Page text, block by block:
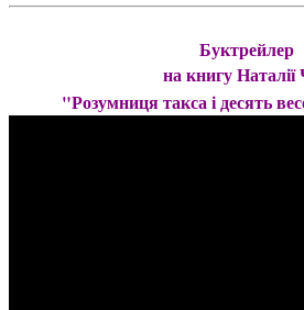
Буктрейлер
на книгу Наталії
"Розумниця такса і десять